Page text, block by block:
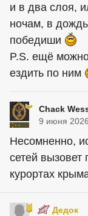
и в два слоя,
ночам, в
победиши
P.S. ещё
ездить по ним
Chack
9 июня
Несомненно,
сетей вызовет
курортах
Дедок